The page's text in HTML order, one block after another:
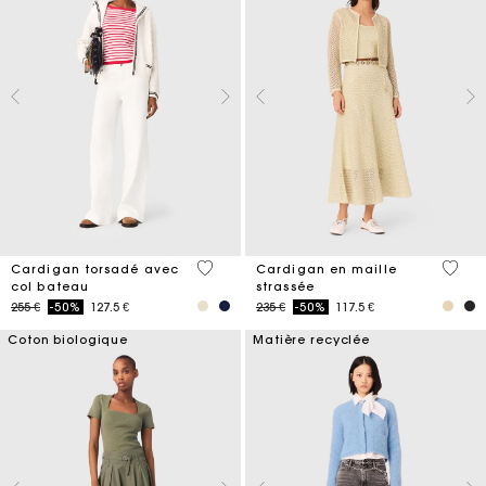
Cardigan torsadé avec
col bateau
Price reduced from
255 €to-50% 127.5 €
4,5 out of 5 Customer Rating
Cardigan en maille
strassée
Price reduced from
235 €to-50% 117.5 €
3,9
Coton biologique Matière recyclée